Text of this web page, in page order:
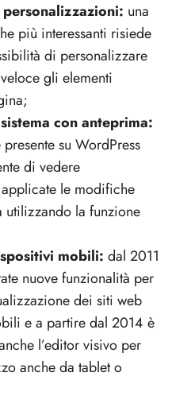
una
più interessanti risiede
di personalizzare
gli elementi
con anteprima:
su WordPress
di vedere
le modifiche
utilizzando la funzione
mobili: dal 2011
nuove funzionalità per
dei siti web
e a partire dal 2014 è
l’editor visivo per
anche da tablet o